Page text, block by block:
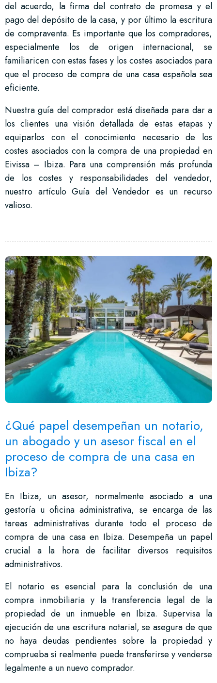
del acuerdo, la firma del contrato de promesa y el
pago del depósito de la casa, y por último la escritura
de compraventa. Es importante que los compradores,
especialmente los de origen internacional, se
familiaricen con estas fases y los costes asociados para
que el proceso de compra de una casa española sea
eficiente.
Nuestra guía del comprador está diseñada para dar a
los clientes una visión detallada de estas etapas y
equiparlos con el conocimiento necesario de los
costes asociados con la compra de una propiedad en
Eivissa – Ibiza. Para una comprensión más profunda
de los costes y responsabilidades del vendedor,
nuestro artículo Guía del Vendedor es un recurso
valioso.
¿Qué papel desempeñan un notario,
un abogado y un asesor fiscal en el
proceso de compra de una casa en
Ibiza?
En Ibiza, un asesor, normalmente asociado a una
gestoría u oficina administrativa, se encarga de las
tareas administrativas durante todo el proceso de
compra de una casa en Ibiza. Desempeña un papel
crucial a la hora de facilitar diversos requisitos
administrativos.
El notario es esencial para la conclusión de una
compra inmobiliaria y la transferencia legal de la
propiedad de un inmueble en Ibiza. Supervisa la
ejecución de una escritura notarial, se asegura de que
no haya deudas pendientes sobre la propiedad y
comprueba si realmente puede transferirse y venderse
legalmente a un nuevo comprador.